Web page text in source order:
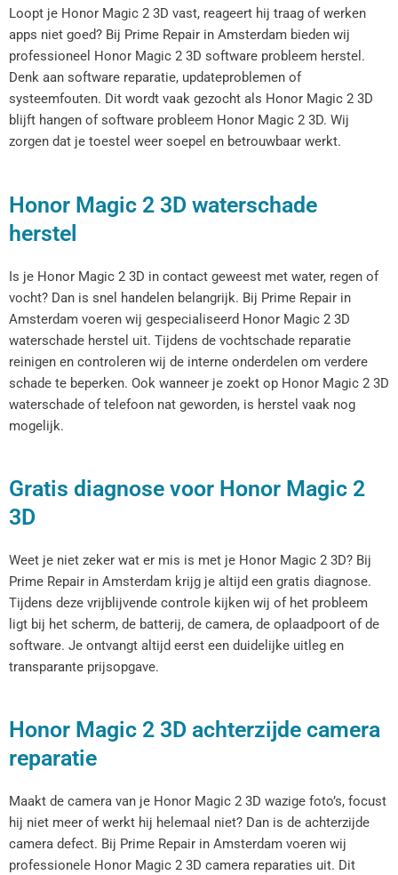
Loopt je Honor Magic 2 3D vast, reageert hij traag of werken
apps niet goed? Bij Prime Repair in Amsterdam bieden wij
professioneel Honor Magic 2 3D software probleem herstel.
Denk aan software reparatie, updateproblemen of
systeemfouten. Dit wordt vaak gezocht als Honor Magic 2 3D
blijft hangen of software probleem Honor Magic 2 3D. Wij
zorgen dat je toestel weer soepel en betrouwbaar werkt.
Honor Magic 2 3D waterschade
herstel
Is je Honor Magic 2 3D in contact geweest met water, regen of
vocht? Dan is snel handelen belangrijk. Bij Prime Repair in
Amsterdam voeren wij gespecialiseerd Honor Magic 2 3D
waterschade herstel uit. Tijdens de vochtschade reparatie
reinigen en controleren wij de interne onderdelen om verdere
schade te beperken. Ook wanneer je zoekt op Honor Magic 2 3D
waterschade of telefoon nat geworden, is herstel vaak nog
mogelijk.
Gratis diagnose voor Honor Magic 2
3D
Weet je niet zeker wat er mis is met je Honor Magic 2 3D? Bij
Prime Repair in Amsterdam krijg je altijd een gratis diagnose.
Tijdens deze vrijblijvende controle kijken wij of het probleem
ligt bij het scherm, de batterij, de camera, de oplaadpoort of de
software. Je ontvangt altijd eerst een duidelijke uitleg en
transparante prijsopgave.
Honor Magic 2 3D achterzijde camera
reparatie
Maakt de camera van je Honor Magic 2 3D wazige foto’s, focust
hij niet meer of werkt hij helemaal niet? Dan is de achterzijde
camera defect. Bij Prime Repair in Amsterdam voeren wij
professionele Honor Magic 2 3D camera reparaties uit. Dit